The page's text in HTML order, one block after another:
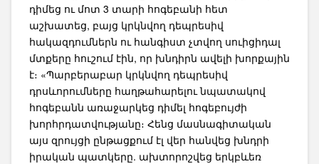
դիմեց ու մոտ 3 տարի հոգեբանի հետ
աշխատեց, բայց կրկնվող դեպրեսիվ
հակազդումներն ու հանգիստ չտվող սուիցիդալ
մտքերը հուշում էին, որ խնդիրն ավելի խորքային
է։ «Պարբերաբար կրկնվող դեպրեսիվ
դրսևորումները հաղթահարելու նպատակով
հոգեբանն առաջարկեց դիմել հոգեբույժի
խորհրդատվությանը։ Հենց մասնագիտական
այս զրույցի ընթացքում էլ վեր հանվեց խնդրի
իրական պատկերը. ախտորոշվեց երկբևեռ